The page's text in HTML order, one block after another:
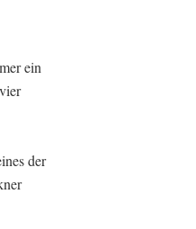
ein
der